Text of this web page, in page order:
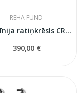
REHA FUND
Alumīnija ratiņkrēsls CRUISER ACTIVE
390,00 €